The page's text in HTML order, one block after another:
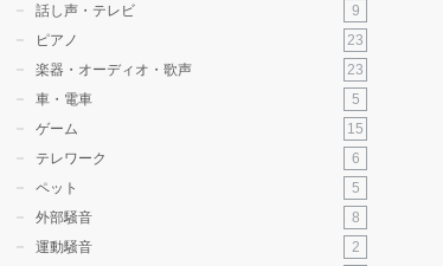
話し声・テレビ
9
ピアノ
23
楽器・オーディオ・歌声
23
車・電車
5
ゲーム
15
テレワーク
6
ペット
5
外部騒音
8
運動騒音
2